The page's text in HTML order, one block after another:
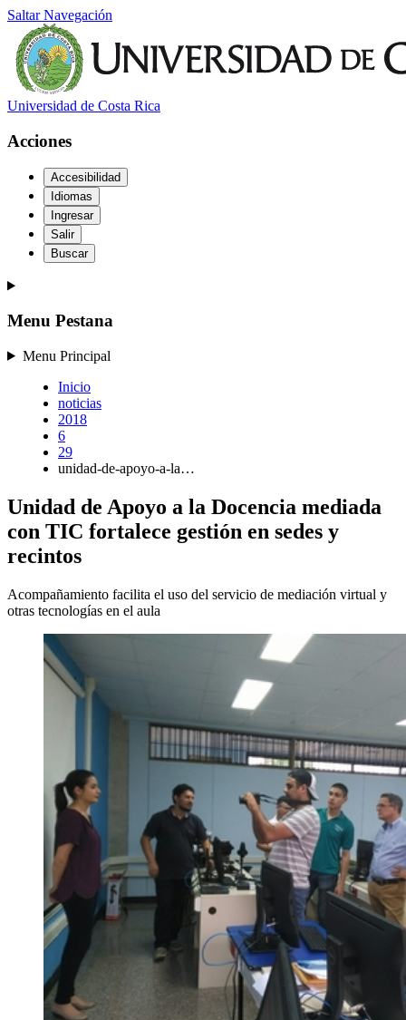
Saltar Navegación
Universidad de Costa Rica
Acciones
Accesibilidad
Idiomas
Ingresar
Salir
Buscar
Menu Pestana
Menu Principal
Inicio
noticias
2018
6
29
unidad-de-apoyo-a-la…
Unidad de Apoyo a la Docencia mediada
con TIC fortalece gestión en sedes y
recintos
Acompañamiento facilita el uso del servicio de mediación virtual y
otras tecnologías en el aula